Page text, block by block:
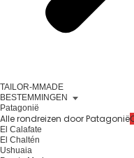
TAILOR-MMADE
BESTEMMINGEN
Patagonië
Alle rondreizen door Patagonië
El Calafate
El Chaltén
Ushuaia